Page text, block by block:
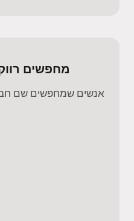
מחפשים
אנשים שמחפשים שם